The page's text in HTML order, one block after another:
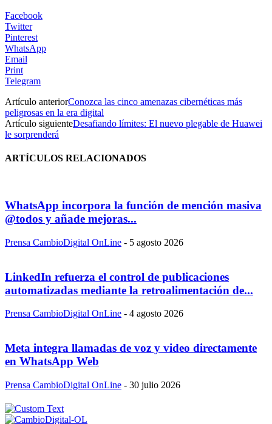
Facebook
Twitter
Pinterest
WhatsApp
Email
Print
Telegram
Artículo anteriorConozca las cinco amenazas cibernéticas más
peligrosas en la era digital
Artículo siguienteDesafiando límites: El nuevo plegable de Huawei
le sorprenderá
ARTÍCULOS RELACIONADOS
WhatsApp incorpora la función de mención masiva
@todos y añade mejoras...
Prensa CambioDigital OnLine - 5 agosto 2026
LinkedIn refuerza el control de publicaciones
automatizadas mediante la retroalimentación de...
Prensa CambioDigital OnLine - 4 agosto 2026
Meta integra llamadas de voz y video directamente
en WhatsApp Web
Prensa CambioDigital OnLine - 30 julio 2026